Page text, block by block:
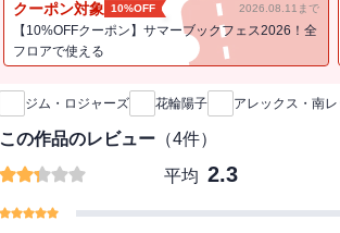
※カバー画像が異なる場合があります。
クーポン対象 10%OFF 2026.08.11まで
【10%OFFクーポン】サマーブックフェス2026！全
フロアで使える
新刊通知
ジム・ロジャーズ 花輪陽子 アレックス・南
この作品のレビュー （4件）
平均 2.3